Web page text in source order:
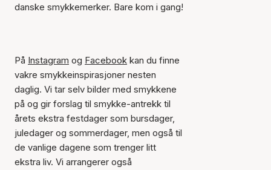
danske smykkemerker. Bare kom i gang!
På Instagram og Facebook kan du finne
vakre smykkeinspirasjoner nesten
daglig. Vi tar selv bilder med smykkene
på og gir forslag til smykke-antrekk til
årets ekstra festdager som bursdager,
juledager og sommerdager, men også til
de vanlige dagene som trenger litt
ekstra liv. Vi arrangerer også